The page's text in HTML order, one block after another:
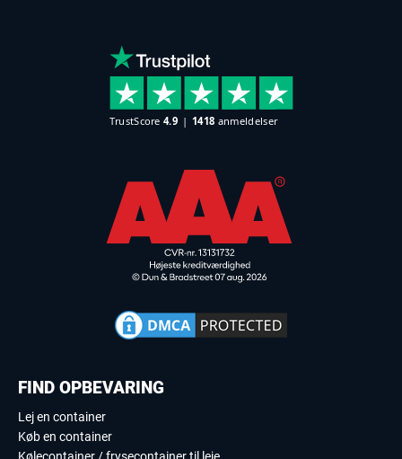
FIND OPBEVARING
Lej en container
Køb en container